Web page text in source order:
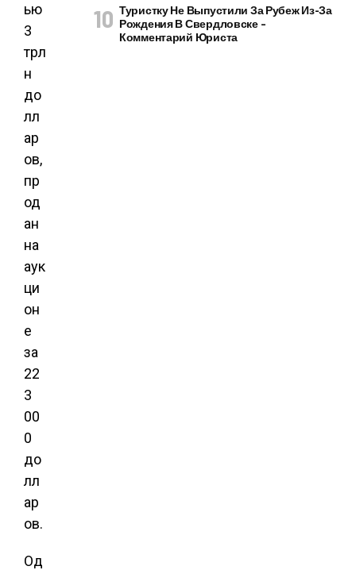
ью
3
трл
н
до
лл
ар
ов,
пр
од
ан
на
аук
ци
он
е
за
22
3
00
0
до
лл
ар
ов.
Од
Туристку Не Выпустили За Рубеж Из-За
Рождения В Свердловске –
Комментарий Юриста